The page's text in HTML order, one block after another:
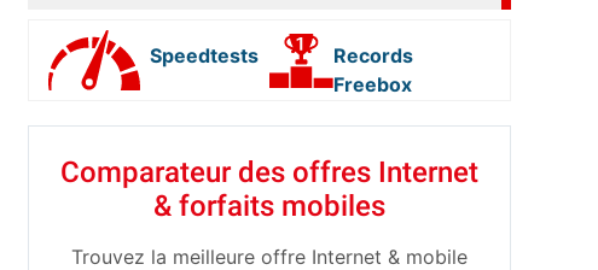
Speedtests
Records
Freebox
Comparateur des offres Internet
& forfaits mobiles
Trouvez la meilleure offre Internet & mobile